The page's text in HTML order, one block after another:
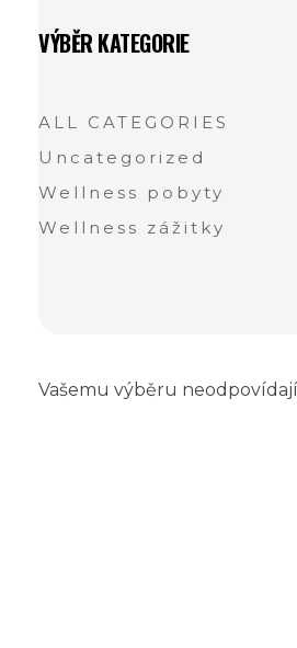
Vašemu výběru
VÝBĚR KATEGORIE
ALL CATEGORIES
Uncategorized
Wellness pobyty
Wellness zážitky